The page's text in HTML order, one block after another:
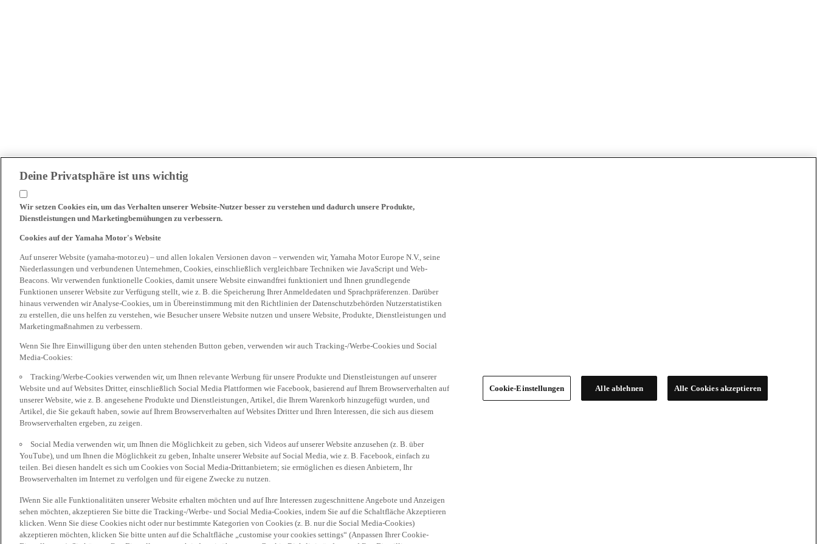
Deine Privatsphäre ist uns wichtig
Wir setzen Cookies ein, um das Verhalten unserer Website-Nutzer besser zu verstehen und dadurch unsere Produkte,
Dienstleistungen und Marketingbemühungen zu verbessern.
Cookies auf der Yamaha Motor's Website
Auf unserer Website (yamaha-motor.eu) – und allen lokalen Versionen davon – verwenden wir, Yamaha Motor Europe N.V., seine
Niederlassungen und verbundenen Unternehmen, Cookies, einschließlich vergleichbare Techniken wie JavaScript und Web-
Beacons. Wir verwenden funktionelle Cookies, damit unsere Website einwandfrei funktioniert und Ihnen grundlegende
Funktionen unserer Website zur Verfügung stellt, wie z. B. die Speicherung Ihrer Anmeldedaten und Sprachpräferenzen. Darüber
hinaus verwenden wir Analyse-Cookies, um in Übereinstimmung mit den Richtlinien der Datenschutzbehörden Nutzerstatistiken
zu erstellen, die uns helfen zu verstehen, wie Besucher unsere Website nutzen und unsere Website, Produkte, Dienstleistungen und
Marketingmaßnahmen zu verbessern.
Wenn Sie Ihre Einwilligung über den unten stehenden Button geben, verwenden wir auch Tracking-/Werbe-Cookies und Social
Media-Cookies:
Tracking/Werbe-Cookies verwenden wir, um Ihnen relevante Werbung für unsere Produkte und Dienstleistungen auf unserer
Website und auf Websites Dritter, einschließlich Social Media Plattformen wie Facebook, basierend auf Ihrem Browserverhalten auf
unserer Website, wie z. B. angesehene Produkte und Dienstleistungen, Artikel, die Ihrem Warenkorb hinzugefügt wurden, und
Artikel, die Sie gekauft haben, sowie auf Ihrem Browserverhalten auf Websites Dritter und Ihren Interessen, die sich aus diesem
Browserverhalten ergeben, zu zeigen.
Social Media verwenden wir, um Ihnen die Möglichkeit zu geben, sich Videos auf unserer Website anzusehen (z. B. über
YouTube), und um Ihnen die Möglichkeit zu geben, Inhalte unserer Website auf Social Media, wie z. B. Facebook, einfach zu
teilen. Bei diesen handelt es sich um Cookies von Social Media-Drittanbietern; sie ermöglichen es diesen Anbietern, Ihr
Browserverhalten im Internet zu verfolgen und für eigene Zwecke zu nutzen.
IWenn Sie alle Funktionalitäten unserer Website erhalten möchten und auf Ihre Interessen zugeschnittene Angebote und Anzeigen
sehen möchten, akzeptieren Sie bitte die Tracking-/Werbe- und Social Media-Cookies, indem Sie auf die Schaltfläche Akzeptieren
klicken. Wenn Sie diese Cookies nicht oder nur bestimmte Kategorien von Cookies (z. B. nur die Social Media-Cookies)
akzeptieren möchten, klicken Sie bitte unten auf die Schaltfläche „customise your cookies settings“ (Anpassen Ihrer Cookie-
Cookie-Einstellungen Alle ablehnen Alle Cookies akzeptieren